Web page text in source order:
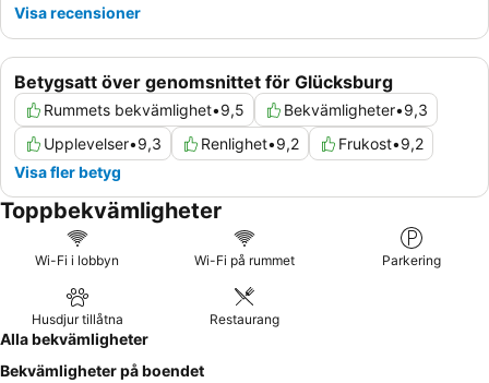
Betygsatt över genomsnittet för Glücksburg
Rummets bekvämlighet•9,5 Bekvämligheter•9,3
Upplevelser•9,3 Renlighet•9,2 Frukost•9,2
Visa fler betyg
Visa recensioner
Toppbekvämligheter
Wi-Fi i lobbyn Wi-Fi på rummet Parkering
Husdjur tillåtna Restaurang
Alla bekvämligheter
Bekvämligheter på boendet